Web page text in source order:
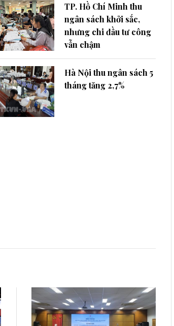
TP. Hồ Chí Minh thu
ngân sách khởi sắc,
nhưng chi đầu tư công
vẫn chậm
Hà Nội thu ngân sách 5
tháng tăng 2,7%